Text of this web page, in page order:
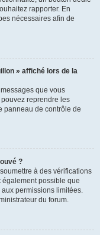
rapporter. En
nécessaires afin de
» affiché lors de la
que vous
reprendre les
panneau de contrôle de
?
à des vérifications
également possible que
permissions limitées.
du forum.